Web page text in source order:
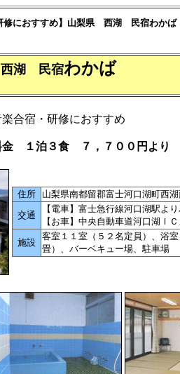
修におすすめ】山梨県 西湖 民宿わかば
西湖 民宿わかば
楽合宿・研修におすすめ
金 １泊３食 ７，７００円より
住所
山梨県南都留郡富士河口湖町西湖
交通
【電車】富士急行線河口湖駅よ
【お車】中央自動車道河口湖Ｉ
施設
客室１１室（５２名定員）、浴
畳）、バーベキュー場、駐車場